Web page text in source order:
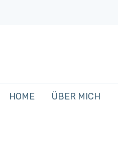
HOME ÜBER MICH